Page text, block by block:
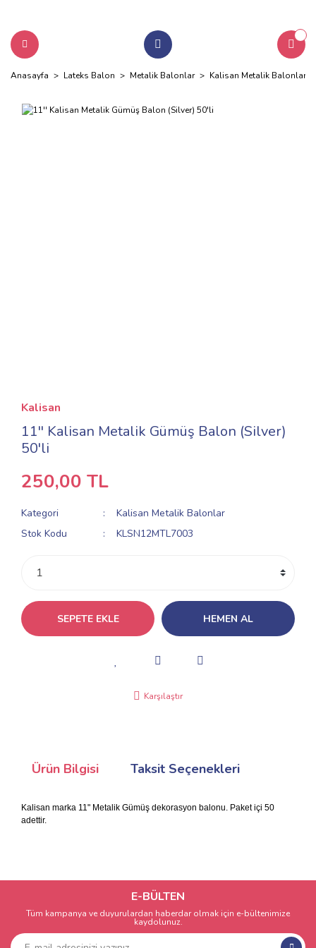
Anasayfa Lateks Balon Metalik Balonlar Kalisan Metalik Balonlar
Kalisan
11'' Kalisan Metalik Gümüş Balon (Silver)
50'li
250,00 TL
Kategori
Kalisan Metalik Balonlar
Stok Kodu
KLSN12MTL7003
SEPETE EKLE HEMEN AL
Karşılaştır
Ürün Bilgisi Taksit Seçenekleri
Kalisan marka 11" Metalik Gümüş dekorasyon balonu. Paket içi 50
adettir.
E-BÜLTEN
Tüm kampanya ve duyurulardan haberdar olmak için e-bültenimize
kaydolunuz.